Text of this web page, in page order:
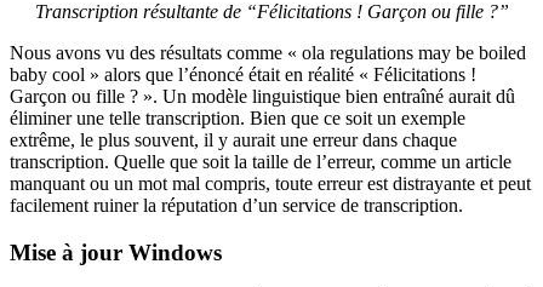
Transcription résultante de “Félicitations ! Garçon ou fille ?”
Nous avons vu des résultats comme « ola regulations may be boiled
baby cool » alors que l’énoncé était en réalité « Félicitations !
Garçon ou fille ? ». Un modèle linguistique bien entraîné aurait dû
éliminer une telle transcription. Bien que ce soit un exemple
extrême, le plus souvent, il y aurait une erreur dans chaque
transcription. Quelle que soit la taille de l’erreur, comme un article
manquant ou un mot mal compris, toute erreur est distrayante et peut
facilement ruiner la réputation d’un service de transcription.
Mise à jour Windows